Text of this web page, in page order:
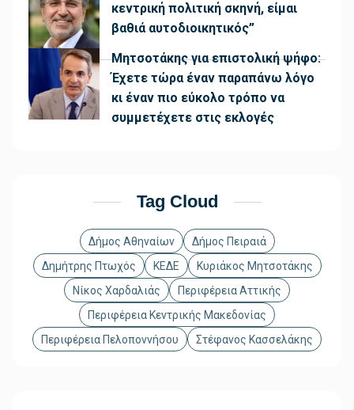
κεντρική πολιτική σκηνή, είμαι
βαθιά αυτοδιοικητικός”
Μητσοτάκης για επιστολική ψήφο:
Έχετε τώρα έναν παραπάνω λόγο
κι έναν πιο εύκολο τρόπο να
συμμετέχετε στις εκλογές
Tag Cloud
Δήμος Αθηναίων
Δήμος Πειραιά
Δημήτρης Πτωχός
ΚΕΔΕ
Κυριάκος Μητσοτάκης
Νίκος Χαρδαλιάς
Περιφέρεια Αττικής
Περιφέρεια Κεντρικής Μακεδονίας
Περιφέρεια Πελοποννήσου
Στέφανος Κασσελάκης